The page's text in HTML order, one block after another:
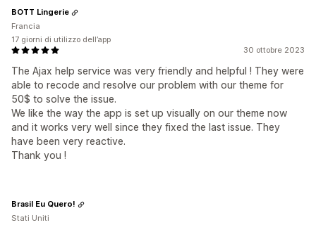
30 ottobre 2023
The Ajax help service was very friendly and helpful ! They were
able to recode and resolve our problem with our theme for
50$ to solve the issue.
We like the way the app is set up visually on our theme now
and it works very well since they fixed the last issue. They
have been very reactive.
Thank you !
BOTT Lingerie
Francia
17 giorni di utilizzo dell’app
Brasil Eu Quero!
Stati Uniti